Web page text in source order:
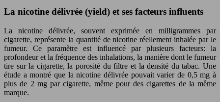
La nicotine délivrée (yield) et ses facteurs influents
La nicotine délivrée, souvent exprimée en milligrammes par
cigarette, représente la quantité de nicotine réellement inhalée par le
fumeur. Ce paramètre est influencé par plusieurs facteurs: la
profondeur et la fréquence des inhalations, la manière dont le fumeur
tire sur la cigarette, la porosité du filtre et la densité du tabac. Une
étude a montré que la nicotine délivrée pouvait varier de 0,5 mg à
plus de 2 mg par cigarette, même pour des cigarettes de la même
marque.